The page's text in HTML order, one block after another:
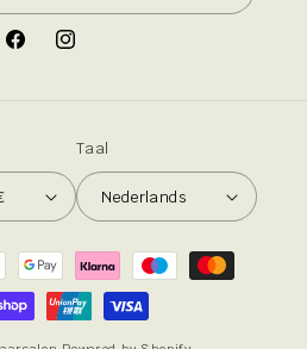
FacebookInstagram
€
Taal
Nederlands